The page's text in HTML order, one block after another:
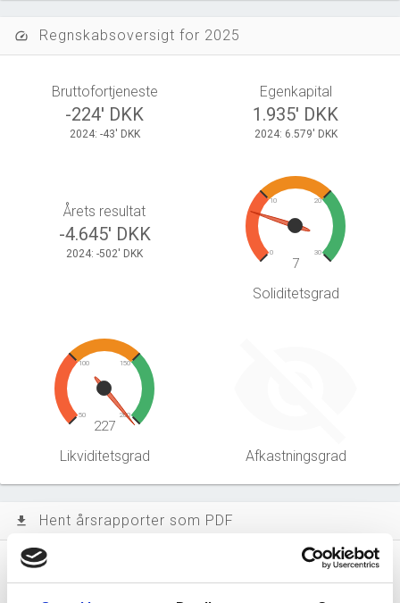
speed Regnskabsoversigt for 2025
Bruttofortjeneste
-224' DKK
2024: -43' DKK
Egenkapital
1.935' DKK
2024: 6.579' DKK
Årets resultat
-4.645' DKK
2024: -502' DKK 0
10 20
30
7
Soliditetsgrad
50
100 150
200
227
Likviditetsgrad Afkastningsgrad
file_download Hent årsrapporter som PDF
Årsrapporten 2025-12 file_download